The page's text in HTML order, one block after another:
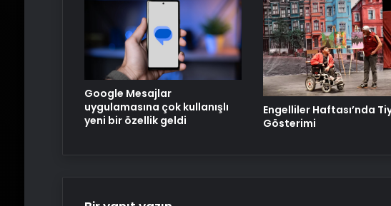
Google Mesajlar
uygulamasına çok kullanışlı
yeni bir özellik geldi
Engelliler Haftası’nda
Gösterimi